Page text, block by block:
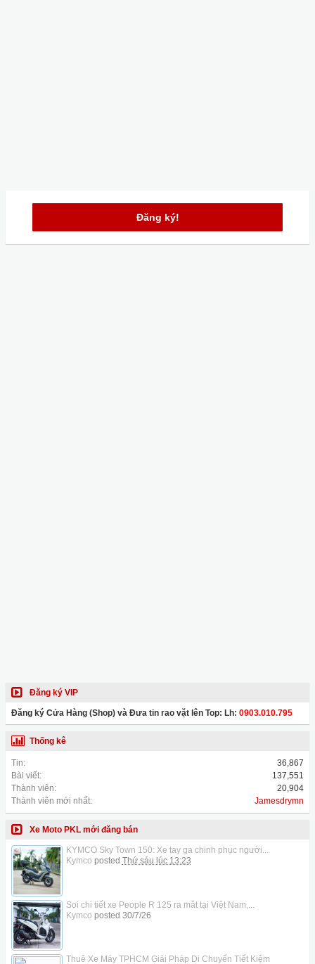
Đăng ký!
Đăng ký VIP
Đăng ký Cửa Hàng (Shop) và Đưa tin rao vặt lên Top: Lh: 0903.010.795
Thống kê
Tin:
36,867
Bài viết:
137,551
Thành viên:
20,904
Thành viên mới nhất:
Jamesdrymn
Xe Moto PKL mới đăng bán
KYMCO Sky Town 150: Xe tay ga chinh phục người...
Kymco posted Thứ sáu lúc 13:23
Soi chi tiết xe People R 125 ra mắt tại Việt Nam,...
Kymco posted 30/7/26
Thuê Xe Máy TPHCM Giải Pháp Di Chuyển Tiết Kiệm